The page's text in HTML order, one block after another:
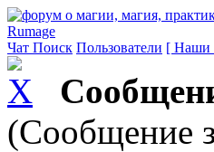
Rumage
Чат Поиск Пользователи [ Наши
(Сообщение